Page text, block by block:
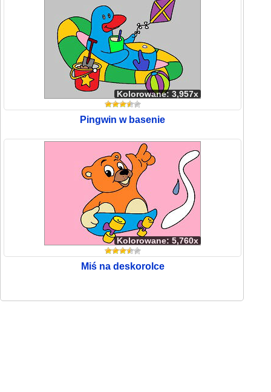
Kolorowane: 3,957x
Pingwin w basenie
Kolorowane: 5,760x
Miś na deskorolce